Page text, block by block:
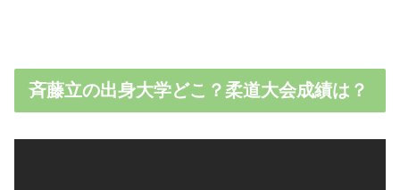
斉藤立の出身大学どこ？柔道大会成績は？